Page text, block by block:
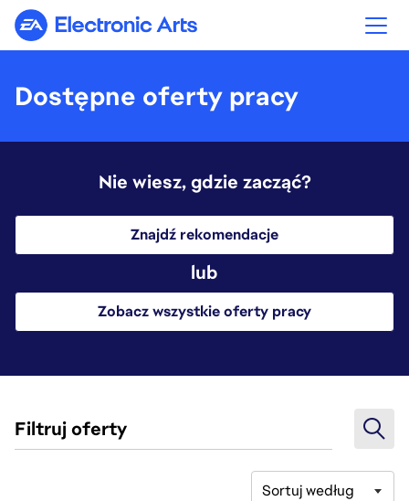
Electronic Arts
Dostępne oferty pracy
Nie wiesz, gdzie zacząć?
Znajdź rekomendacje
lub
Zobacz wszystkie oferty pracy
Filtruj oferty
Sortuj według